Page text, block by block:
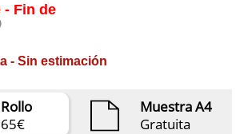
- Fin de
- Sin estimación
Rollo
65€
Muestra A4
Gratuita